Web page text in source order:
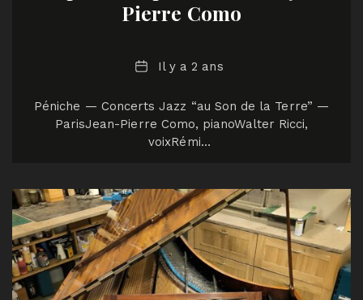
Pierre Como
DateIl y a 2 ans
Péniche — Concerts Jazz “au Son de la Terre” —
ParisJean-Pierre Como, pianoWalter Ricci,
voixRémi…